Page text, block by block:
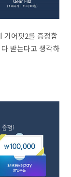
기어핏2를 증정합
받는다고 생각하